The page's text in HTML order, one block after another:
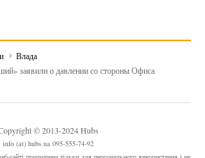
Влада
заявили о давлении со стороны Офиса
© 2013-2024 Hubs
info (at) hubs.ua 095-555-74-92